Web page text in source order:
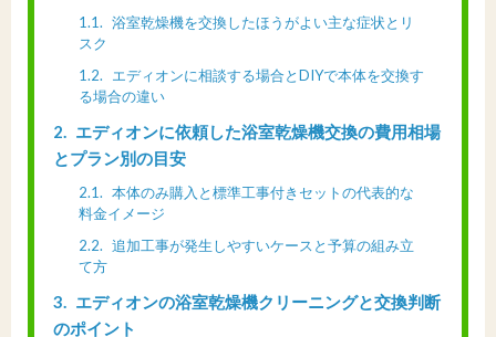
1.1
浴室乾燥機を交換したほうがよい主な症状とリ
スク
1.2
エディオンに相談する場合とDIYで本体を交換す
る場合の違い
2
エディオンに依頼した浴室乾燥機交換の費用相場
とプラン別の目安
2.1
本体のみ購入と標準工事付きセットの代表的な
料金イメージ
2.2
追加工事が発生しやすいケースと予算の組み立
て方
3
エディオンの浴室乾燥機クリーニングと交換判断
のポイント